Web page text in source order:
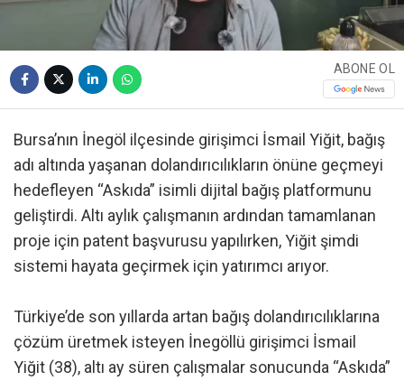
ABONE OL
Bursa’nın İnegöl ilçesinde girişimci İsmail Yiğit, bağış
adı altında yaşanan dolandırıcılıkların önüne geçmeyi
hedefleyen “Askıda” isimli dijital bağış platformunu
geliştirdi. Altı aylık çalışmanın ardından tamamlanan
proje için patent başvurusu yapılırken, Yiğit şimdi
sistemi hayata geçirmek için yatırımcı arıyor.
Türkiye’de son yıllarda artan bağış dolandırıcılıklarına
çözüm üretmek isteyen İnegöllü girişimci İsmail
Yiğit (38), altı ay süren çalışmalar sonucunda “Askıda”